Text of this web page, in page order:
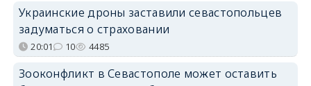
Украинские дроны заставили севастопольцев
задуматься о страховании
20:01 10 4485
Зооконфликт в Севастополе может оставить